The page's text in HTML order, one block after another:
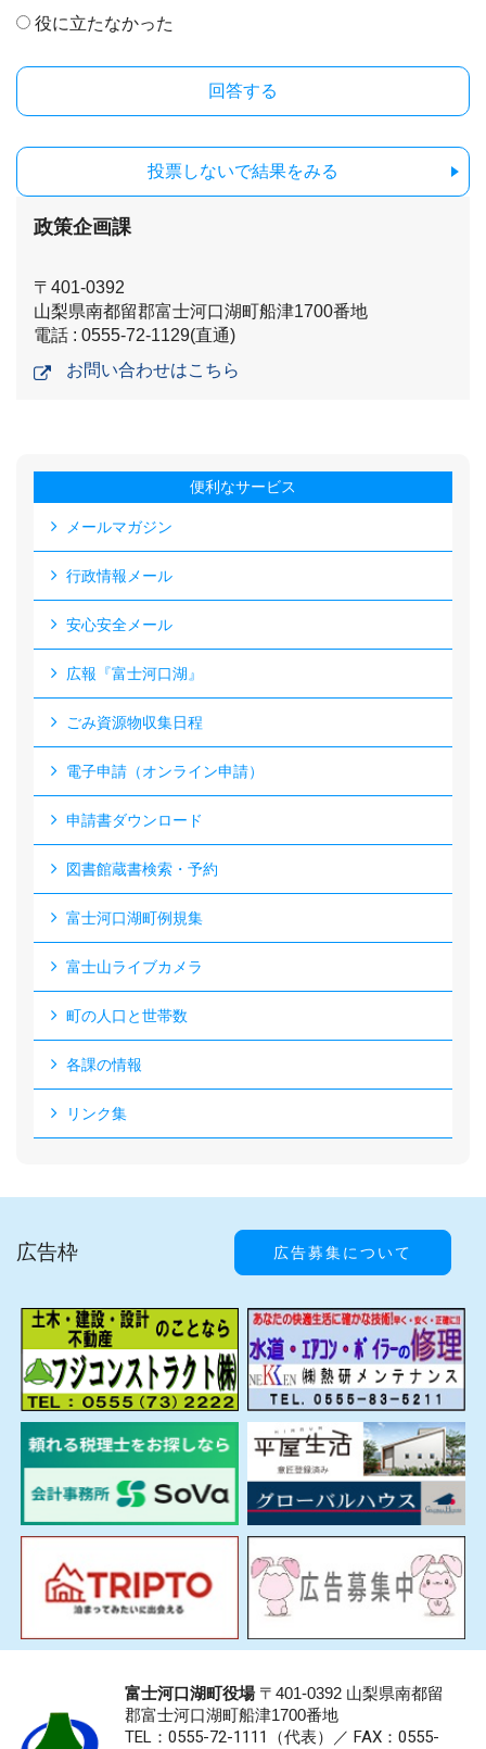
役に立たなかった
投票しないで結果をみる
政策企画課
〒401-0392
山梨県南都留郡富士河口湖町船津1700番地
電話 : 0555-72-1129(直通)
お問い合わせはこちら
便利なサービス
メールマガジン
行政情報メール
安心安全メール
広報『富士河口湖』
ごみ資源物収集日程
電子申請（オンライン申請）
申請書ダウンロード
図書館蔵書検索・予約
富士河口湖町例規集
富士山ライブカメラ
町の人口と世帯数
各課の情報
リンク集
広告枠 広告募集について
富士河口湖町役場〒401-0392 山梨県南都留
郡富士河口湖町船津1700番地
TEL：0555-72-1111 （代表）／ FAX：0555-